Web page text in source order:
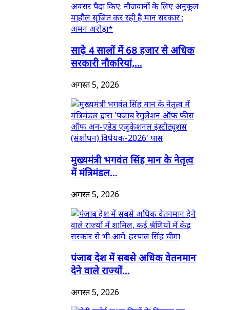
साढ़े 4 सालों में 68 हजार से अधिक
सरकारी नौकरियां,...
अगस्त 5, 2026
मुख्यमंत्री भगवंत सिंह मान के नेतृत्व
में मंत्रिमंडल...
अगस्त 5, 2026
पंजाब देश में सबसे अधिक वेतनमान
देने वाले राज्यों...
अगस्त 5, 2026